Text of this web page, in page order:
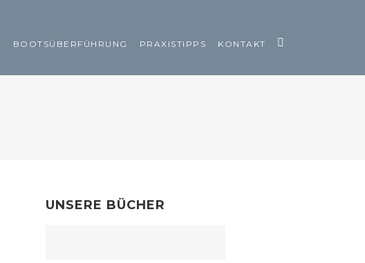
BOOTSÜBERFÜHRUNG PRAXISTIPPS KONTAKT
UNSERE BÜCHER